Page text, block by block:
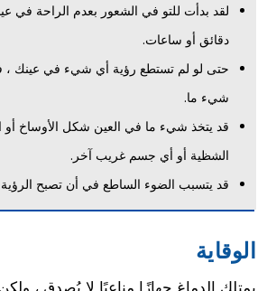
لقد بدأت للتو في الشعور بعدم الراحة في
دقائق أو ساعات.
حتى لو لم تستطع رؤية أي شيء في عينك ،
شيء ما.
قد يتخذ شيء ما في العين شكل الأوساخ أو
الشظية أو أي جسم غريب آخر.
قد يتسبب الضوء الساطع في أن تصبح
الوقاية